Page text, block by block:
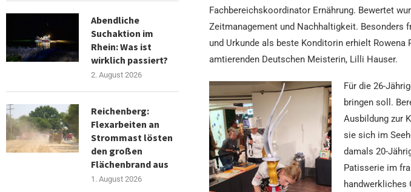
Fachbereichskoordinator Ernährung. Bewertet
Zeitmanagement und Nachhaltigkeit. Besonders
und Urkunde als beste Konditorin erhielt Rowena
amtierenden Deutschen Meisterin, Lilli Hauser.
Für die 26-
bringen soll.
Ausbildung zur
sie sich im
damals 20-
Patisserie im
handwerkliches
Abendliche
Suchaktion im
Rhein: Was ist
wirklich passiert?
2. August 2026
Reichenberg:
Flexarbeiten an
Strommast lösten
den großen
Flächenbrand aus
1. August 2026